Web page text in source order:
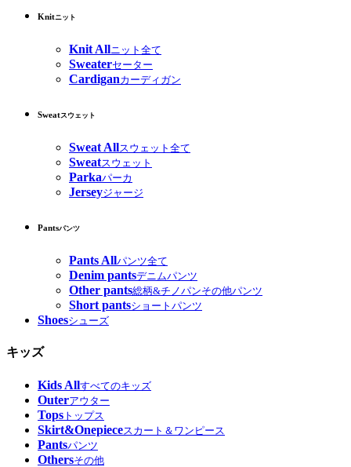
Knitニット
Knit Allニット全て
Sweaterセーター
Cardiganカーディガン
Sweatスウェット
Sweat Allスウェット全て
Sweatスウェット
Parkaパーカ
Jerseyジャージ
Pantsパンツ
Pants Allパンツ全て
Denim pantsデニムパンツ
Other pants総柄&チノパンその他パンツ
Short pantsショートパンツ
Shoesシューズ
キッズ
Kids Allすべてのキッズ
Outerアウター
Tops トップス
Skirt&Onepieceスカート＆ワンピース
Pantsパンツ
Othersその他